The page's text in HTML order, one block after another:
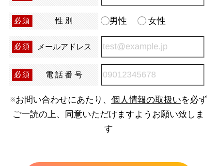
必須 性別 男性 女性
必須 メールアドレス
必須 電話番号
※お問い合わせにあたり、 個人情報の取扱いを必ず
ご一読の上、同意いただけますようお願い致しま
す